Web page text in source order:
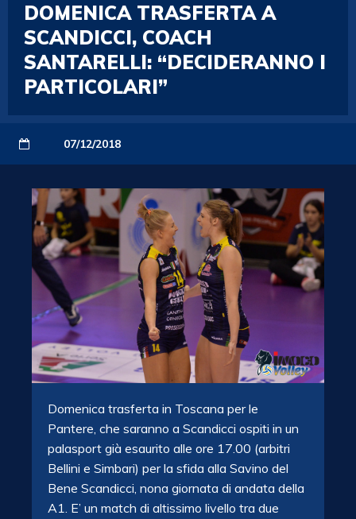
DOMENICA TRASFERTA A
SCANDICCI, COACH
SANTARELLI: “DECIDERANNO I
PARTICOLARI”
07/12/2018
Domenica trasferta in Toscana per le
Pantere, che saranno a Scandicci ospiti in un
palasport già esaurito alle ore 17.00 (arbitri
Bellini e Simbari) per la sfida alla Savino del
Bene Scandicci, nona giornata di andata della
A1. E’ un match di altissimo livello tra due